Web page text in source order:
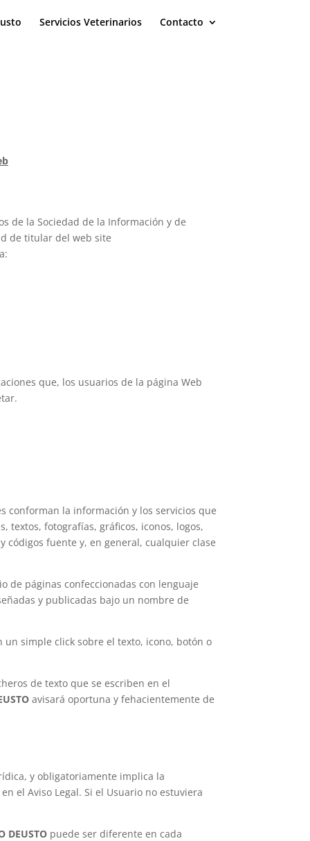
Servicios Veterinarios Contacto
de la Sociedad de la Información y de
de titular del web site
que, los usuarios de la página Web
conforman la información y los servicios que
textos, fotografías, gráficos, iconos, logos,
códigos fuente y, en general, cualquier clase
de páginas confeccionadas con lenguaje
y publicadas bajo un nombre de
simple click sobre el texto, icono, botón o
de texto que se escriben en el
avisará oportuna y fehacientemente de
y obligatoriamente implica la
el Aviso Legal. Si el Usuario no estuviera
DEUSTO puede ser diferente en cada